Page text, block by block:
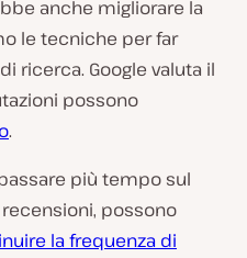
anche migliorare la
le tecniche per far
ricerca. Google valuta il
possono
.
più tempo sul
possono
la frequenza di